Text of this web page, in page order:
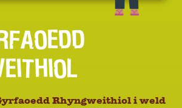
Rhyngweithiol i weld